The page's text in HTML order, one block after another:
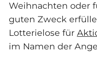
Weihnachten oder
guten Zweck
Lotterielose für
im Namen der